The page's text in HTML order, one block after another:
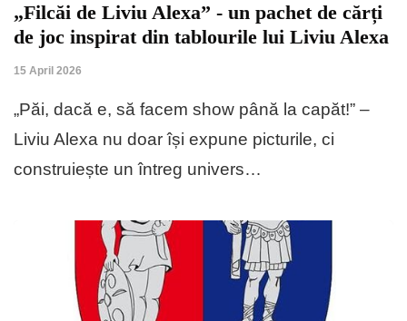
„Filcăi de Liviu Alexa” - un pachet de cărți
de joc inspirat din tablourile lui Liviu Alexa
15 April 2026
„Păi, dacă e, să facem show până la capăt!” –
Liviu Alexa nu doar își expune picturile, ci
construiește un întreg univers…